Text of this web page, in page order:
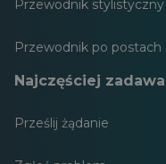
Przewodnik
Przewodnik po postach
Najczęściej
Prześlij żądanie